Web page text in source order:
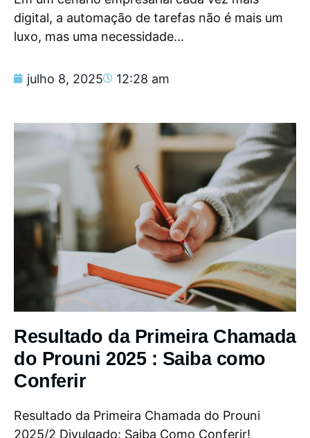
digital, a automação de tarefas não é mais um
luxo, mas uma necessidade...
julho 8, 2025 12:28 am
Resultado da Primeira Chamada
do Prouni 2025 : Saiba como
Conferir
Resultado da Primeira Chamada do Prouni
2025/2 Divulgado: Saiba Como Conferir!